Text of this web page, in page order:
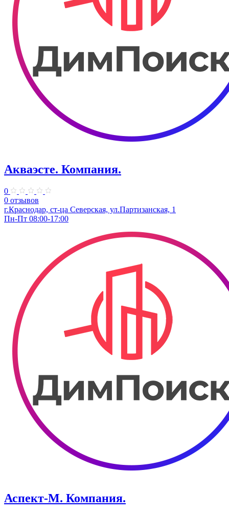
Акваэсте. Компания.
0
0 отзывов
г.Краснодар, ст-ца Северская, ул.Партизанская, 1
Пн-Пт 08:00-17:00
Аспект-М. Компания.